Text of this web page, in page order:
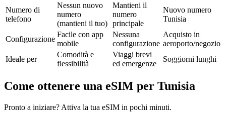
Numero di
telefono
Nessun nuovo
numero
(mantieni il tuo)
Mantieni il
numero
principale
Nuovo numero
Tunisia
Configurazione
Facile con app
mobile
Nessuna
configurazione
Acquisto in
aeroporto/negozio
Ideale per
Comodità e
flessibilità
Viaggi brevi
ed emergenze
Soggiorni lunghi
Come ottenere una eSIM per Tunisia
Pronto a iniziare? Attiva la tua eSIM in pochi minuti.